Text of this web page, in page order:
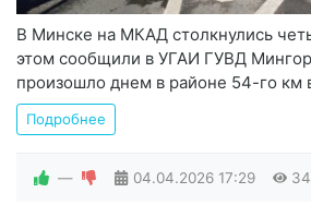
В Минске на МКАД столкнулись
этом сообщили в УГАИ ГУВД
произошло днем в районе 54-го км
Подробнее
— 04.04.2026 17:29